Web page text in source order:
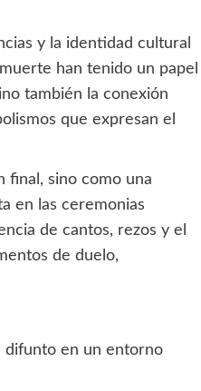
y la identidad cultural
han tenido un papel
también la conexión
que expresan el
final, sino como una
en las ceremonias
de cantos, rezos y el
de duelo,
difunto en un entorno